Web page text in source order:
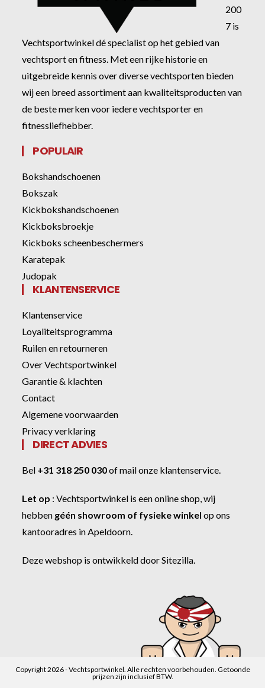
200
7 is
Vechtsportwinkel dé specialist op het gebied van
vechtsport en fitness. Met een rijke historie en
uitgebreide kennis over diverse vechtsporten bieden
wij een breed assortiment aan kwaliteitsproducten van
de beste merken voor iedere vechtsporter en
fitnessliefhebber.
POPULAIR
Bokshandschoenen
Bokszak
Kickbokshandschoenen
Kickboksbroekje
Kickboks scheenbeschermers
Karatepak
Judopak
KLANTENSERVICE
Klantenservice
Loyaliteitsprogramma
Ruilen en retourneren
Over Vechtsportwinkel
Garantie & klachten
Contact
Algemene voorwaarden
Privacy verklaring
DIRECT ADVIES
Bel +31 318 250 030ofmail onze klantenservice
Let op :Vechtsportwinkel is een online shop, wij
hebben géén showroom of fysieke winkel op ons
kantooradres in Apeldoorn.
Deze webshop is ontwikkeld doorSitezilla
Copyright 2026 - Vechtsportwinkel. Alle rechten voorbehouden. Getoonde
prijzen zijn inclusief BTW.